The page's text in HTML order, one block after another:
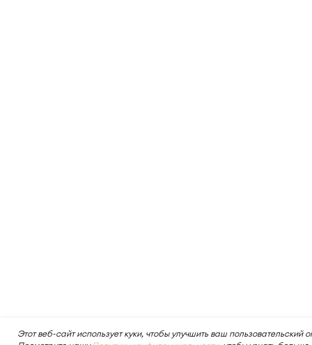
Этот веб-сайт использует куки, чтобы улучшить ваш пользовательский